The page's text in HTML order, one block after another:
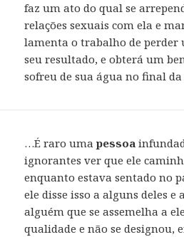
faz um ato do qual se
relações sexuais com ela e
lamenta o trabalho de perder
seu resultado, e obterá um
sofreu de sua água no final
…É raro umapessoa
ignorantes ver que ele
enquanto estava sentado no
ele disse isso a alguns deles
alguém que se assemelha a
qualidade e não se designou,